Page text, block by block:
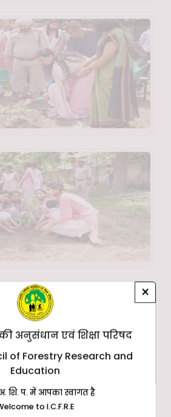
×
अनुसंधान एवं शिक्षा परिषद
of Forestry Research and
Education
अ. शि. प. में आपका स्वागत है
to I.C.F.R.E